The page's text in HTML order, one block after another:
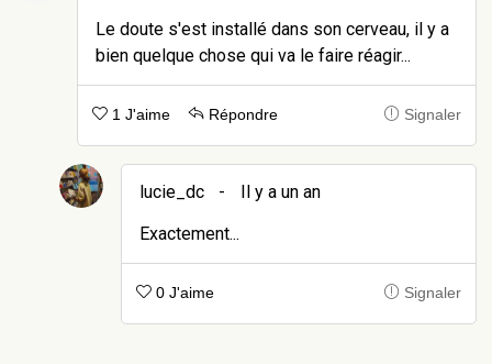
Le doute s'est installé dans son cerveau, il y a
bien quelque chose qui va le faire réagir...
1 J'aime Répondre Signaler
lucie_dc -
Il y a un an
Exactement...
0 J'aime Signaler